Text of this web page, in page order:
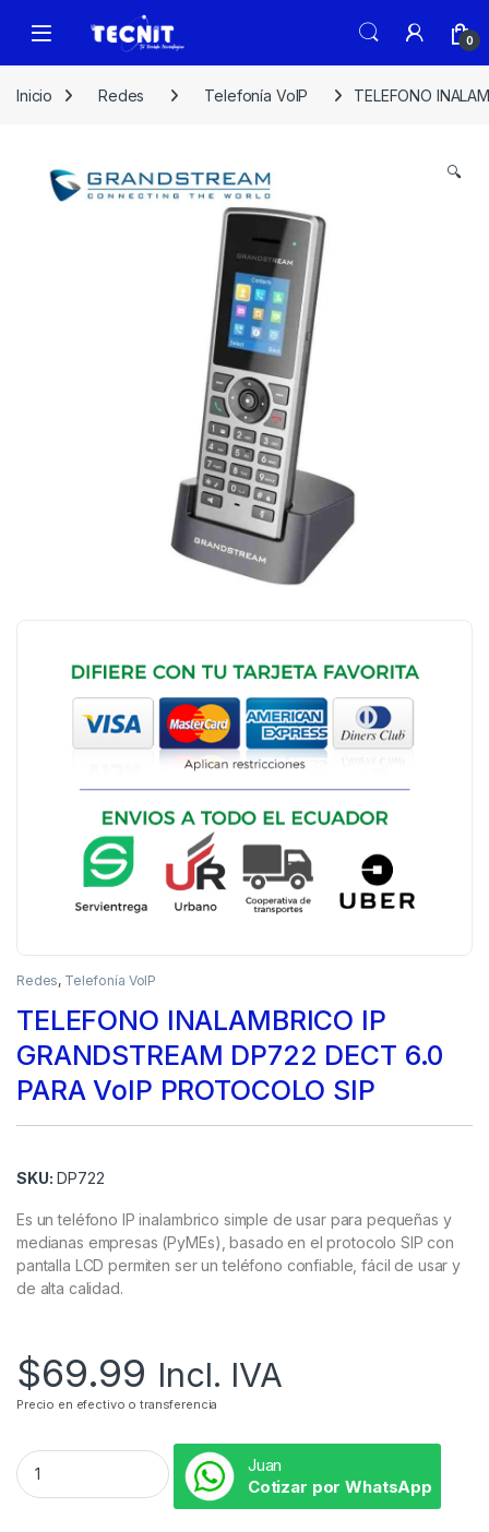
0
Inicio Redes Telefonía VoIP TELEFONO
🔍
Redes, Telefonía VoIP
TELEFONO INALAMBRICO IP
GRANDSTREAM DP722 DECT 6.0
PARA VoIP PROTOCOLO SIP
SKU: DP722
Es un teléfono IP inalambrico simple de usar para pequeñas y
medianas empresas (PyMEs), basado en el protocolo SIP con
pantalla LCD permiten ser un teléfono confiable, fácil de usar y
de alta calidad.
$69.99 Incl. IVA
Precio en efectivo o transferencia
Juan
Cotizar por WhatsApp